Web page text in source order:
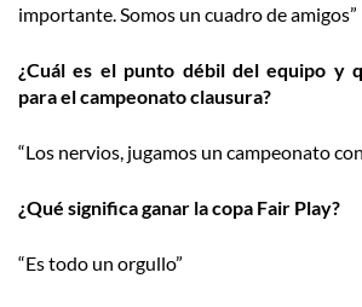
importante. Somos un cuadro de amigos”
¿Cuál es el punto débil del equipo y
para el campeonato clausura?
“Los nervios, jugamos un campeonato
¿Qué significa ganar la copa Fair Play?
“Es todo un orgullo”